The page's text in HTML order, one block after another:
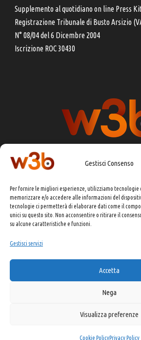
Gestisci Consenso
Per fornire le migliori esperienze, utilizziamo tecnologie
memorizzare e/o accedere alle informazioni del
tecnologie ci permetterà di elaborare dati come il
unici su questo sito. Non acconsentire o ritirare il
su alcune caratteristiche e funzioni.
Gestisci servizi
Accetta
Nega
Visualizza preferenze
Cookie PolicyPrivacy Policy
Supplemento al quotidiano on line Press
Registrazione Tribunale di Busto Arsizio
N° 08/04 del 6 Dicembre 2004
Iscrizione ROC 30430
DIRETTORE RESPONSABILE:
CHIARA PORTA
REDAZIONE & GRAFICA:EOIPSO.IT
EDITORE:
EOIPSO.IT
CONTATTI:redazione@presskit.it
COPYRIGHT 2025 EO IPSO
PRIVACY POLICY&COOKIE
Made with ❤️ and ☕ by